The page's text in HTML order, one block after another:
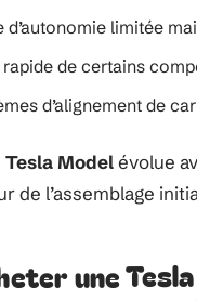
d’autonomie limitée
rapide de certains
d’alignement de
Tesla Modelévolue
de l’assemblage
une